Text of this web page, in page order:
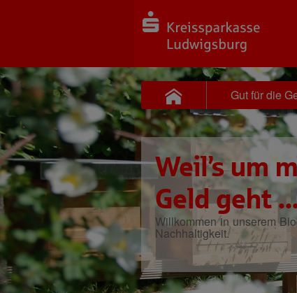
Gut für die
Weil’s um
Geld geht
Willkommen in unserem
Nachhaltigkeit.